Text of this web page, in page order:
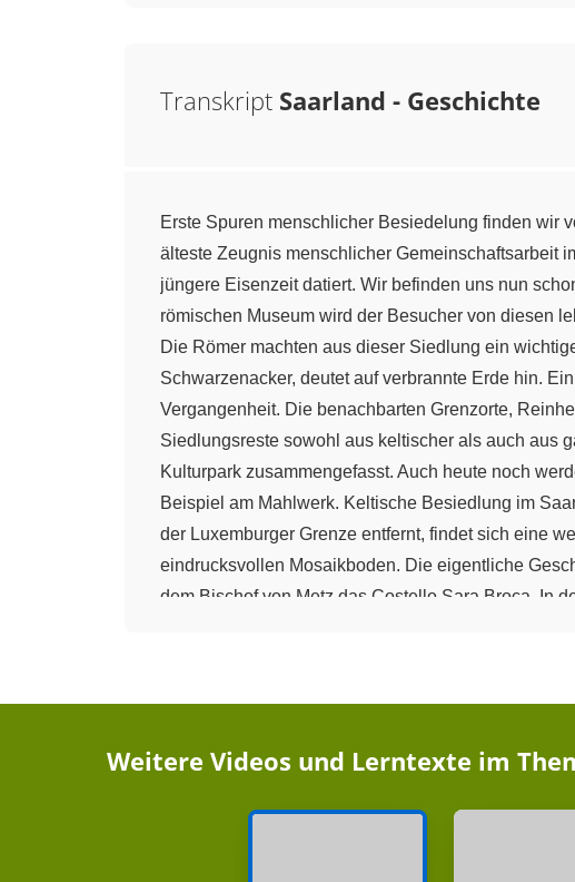
Transkript Saarland - Geschichte
Erste Spuren menschlicher Besiedelung finden wir
älteste Zeugnis menschlicher Gemeinschaftsarbeit
jüngere Eisenzeit datiert. Wir befinden uns nun
römischen Museum wird der Besucher von diesen
Die Römer machten aus dieser Siedlung ein
Schwarzenacker, deutet auf verbrannte Erde hin.
Vergangenheit. Die benachbarten Grenzorte,
Siedlungsreste sowohl aus keltischer als auch aus
Kulturpark zusammengefasst. Auch heute noch
Beispiel am Mahlwerk. Keltische Besiedlung im
der Luxemburger Grenze entfernt, findet sich eine
eindrucksvollen Mosaikboden. Die eigentliche
dem Bischof von Metz das Costello Sara Broca. In
Zweibrücken. Die Landesflagge trägt das
Fürstentümer. Das Saarbrücker Schloss steht in
Weitere Videos und Lerntexte im